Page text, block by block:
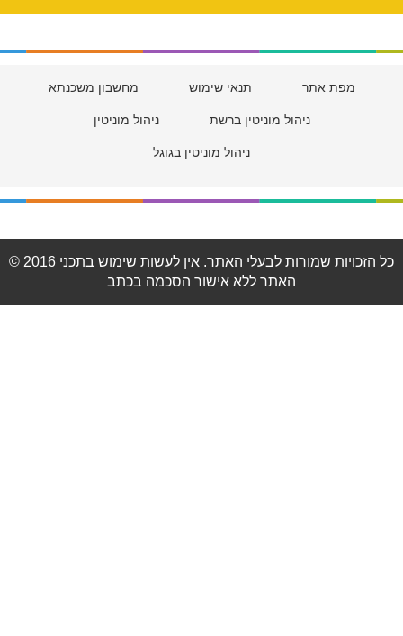
מפת אתר תנאי שימוש מחשבון משכנתא
ניהול מוניטין ברשת ניהול מוניטין
ניהול מוניטין בגוגל
© 2016 כל הזכויות שמורות לבעלי האתר. אין לעשות שימוש בתכני
האתר ללא אישור הסכמה בכתב